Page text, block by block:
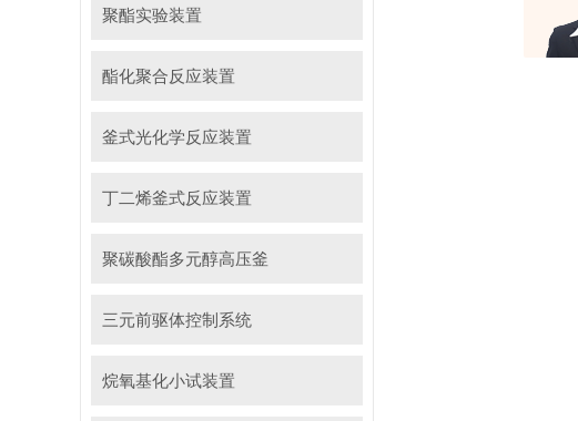
聚酯实验装置
酯化聚合反应装置
釜式光化学反应装置
丁二烯釜式反应装置
聚碳酸酯多元醇高压釜
三元前驱体控制系统
烷氧基化小试装置